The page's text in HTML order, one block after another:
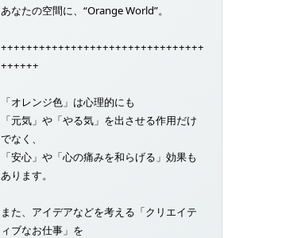
あなたの空間に、“Orange World”。
++++++++++++++++++++++++++++++++
++++++
「オレンジ色」は心理的にも
「元気」や「やる気」を出させる作用だけ
でなく、
「安心」や「心の痛みを和らげる」効果も
あります。
また、アイデアなどを考える「クリエイテ
ィブなお仕事」を